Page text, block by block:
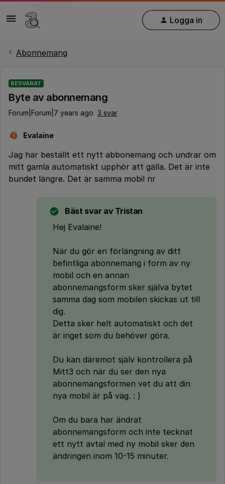
Logga in
Abonnemang
BESVARAT
Byte av abonnemang
Forum|Forum|7 years ago 3 svar
E Evalaine
Jag har beställt ett nytt abbonemang och undrar om
mitt gamla automatiskt upphör att gälla. Det är inte
bundet längre. Det är samma mobil nr
Bäst svar av Tristan
Hej Evalaine!
När du gör en förlängning av ditt
befintliga abonnemang i form av ny
mobil och en annan
abonnemangsform sker själva bytet
samma dag som mobilen skickas ut till
dig.
Detta sker helt automatiskt och det
är inget som du behöver göra.
Du kan däremot själv kontrollera på
Mitt3 och när du ser den nya
abonnemangsformen vet du att din
nya mobil är på väg. : )
Om du bara har ändrat
abonnemangsform och inte tecknat
ett nytt avtal med ny mobil sker den
ändringen inom 10-15 minuter.